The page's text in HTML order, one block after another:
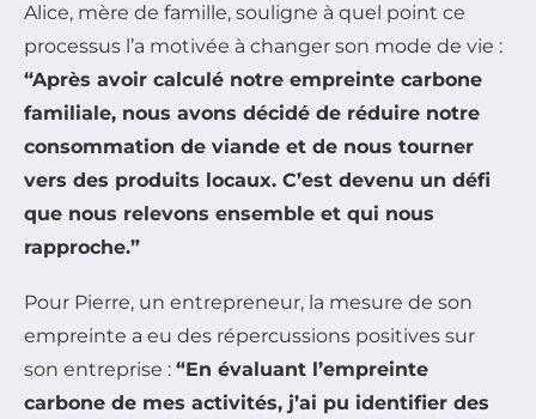
Alice, mère de famille, souligne à quel point ce
processus l’a motivée à changer son mode de vie :
“Après avoir calculé notre empreinte carbone
familiale, nous avons décidé de réduire notre
consommation de viande et de nous tourner
vers des produits locaux. C’est devenu un défi
que nous relevons ensemble et qui nous
rapproche.”
Pour Pierre, un entrepreneur, la mesure de son
empreinte a eu des répercussions positives sur
son entreprise : “En évaluant l’empreinte
carbone de mes activités, j’ai pu identifier des